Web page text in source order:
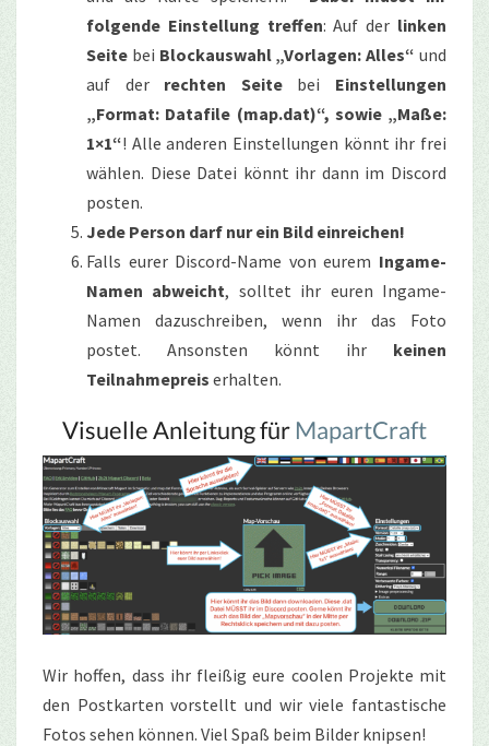
folgende Einstellung treffen: Auf der linken
Seite bei Blockauswahl „Vorlagen: Alles“ und
auf der rechten Seitebei Einstellungen
„Format: Datafile (map.dat)“, sowie „Maße:
1×1“! Alle anderen Einstellungen könnt ihr frei
wählen. Diese Datei könnt ihr dann im Discord
posten.
Jede Person darf nur ein Bild einreichen!
Falls eurer Discord-Name von eurem Ingame-
Namen abweicht, solltet ihr euren Ingame-
Namen dazuschreiben, wenn ihr das Foto
postet. Ansonsten könnt ihr keinen
Teilnahmepreis erhalten.
Visuelle Anleitung für MapartCraft
Wir hoffen, dass ihr fleißig eure coolen Projekte mit
den Postkarten vorstellt und wir viele fantastische
Fotos sehen können. Viel Spaß beim Bilder knipsen!